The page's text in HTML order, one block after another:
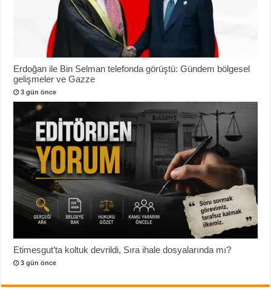
Erdoğan ile Bin Selman telefonda görüştü: Gündem bölgesel
gelişmeler ve Gazze
3 gün önce
Etimesgut’ta koltuk devrildi, Sıra ihale dosyalarında mı?
3 gün önce